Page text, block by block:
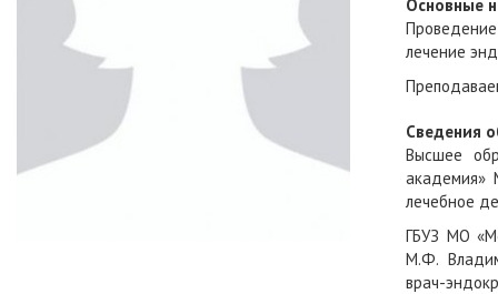
Основные
лечение
Сведения
Высшее
академия»
лечебное
ГБУЗ МО
М.Ф.
врач-